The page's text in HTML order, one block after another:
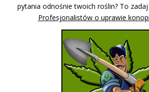
pytania odnośnie twoich roślin? To
Profesjonalistów o uprawie